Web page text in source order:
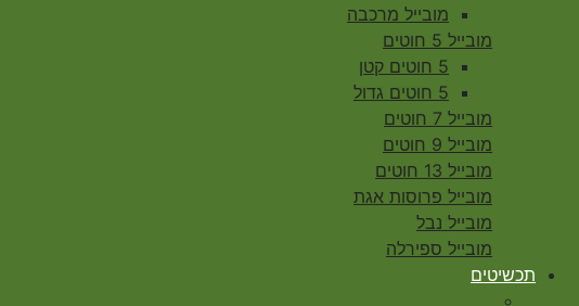
מובייל מרכבה
מובייל 5 חוטים
5 חוטים קטן
5 חוטים גדול
מובייל 7 חוטים
מובייל 9 חוטים
מובייל 13 חוטים
מובייל פרוסות אגת
מובייל נבל
מובייל ספירלה
תכשיטים